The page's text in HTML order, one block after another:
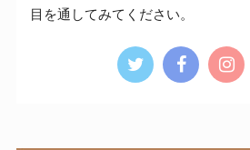
目を通してみてください。